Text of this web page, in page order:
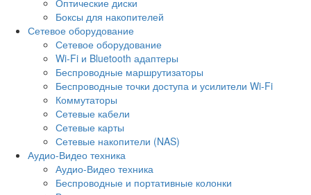
Боксы для накопителей
Сетевое оборудование
Сетевое оборудование
Wi-Fi и Bluetooth адаптеры
Беспроводные маршрутизаторы
Беспроводные точки доступа и усилители Wi-Fi
Коммутаторы
Сетевые кабели
Сетевые карты
Сетевые накопители (NAS)
Аудио-Видео техника
Аудио-Видео техника
Беспроводные и портативные колонки